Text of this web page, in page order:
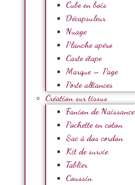
Cube en bois
Décapsuleur
Nuage
Planche apéro
Carte étape
Marque – Page
Porte alliances
Création sur tissus
Fanion de Naissance
Pochette en coton
Sac à dos cordon
Kit de survie
Tablier
Coussin